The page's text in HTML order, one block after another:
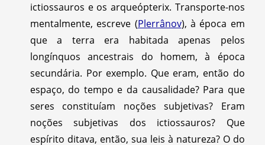
ictiossauros e os arqueópterix. Transporte-nos
mentalmente, escreve (Plerrânov), à época em
que a terra era habitada apenas pelos
longínquos ancestrais do homem, à época
secundária. Por exemplo. Que eram, então do
espaço, do tempo e da causalidade? Para que
seres constituíam noções subjetivas? Eram
noções subjetivas dos ictiossauros? Que
espírito ditava, então, sua leis à natureza? O do